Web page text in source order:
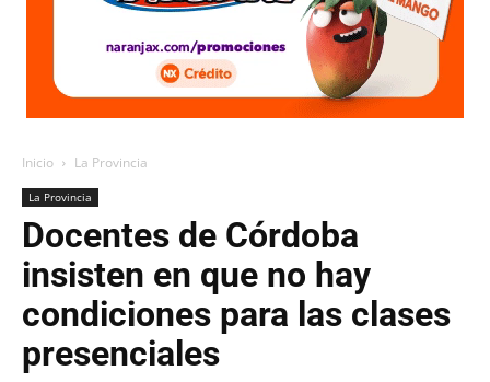
Inicio La Provincia
La Provincia
Docentes de Córdoba
insisten en que no hay
condiciones para las clases
presenciales